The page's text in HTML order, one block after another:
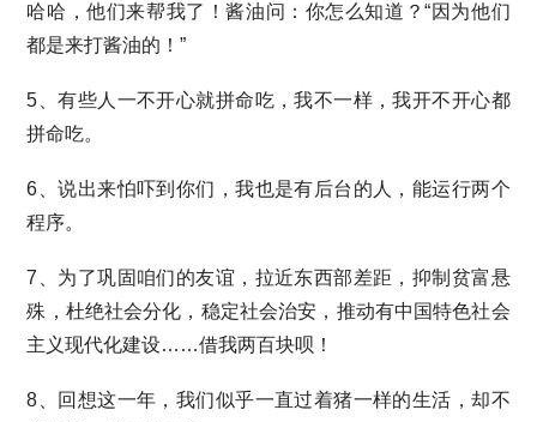
哈哈，他们来帮我了！酱油问：你怎么知道？“因为他们
都是来打酱油的！”
5、有些人一不开心就拼命吃，我不一样，我开不开心都
拼命吃。
6、说出来怕吓到你们，我也是有后台的人，能运行两个
程序。
7、为了巩固咱们的友谊，拉近东西部差距，抑制贫富悬
殊，杜绝社会分化，稳定社会治安，推动有中国特色社会
主义现代化建设……借我两百块呗！
8、回想这一年，我们似乎一直过着猪一样的生活，却不